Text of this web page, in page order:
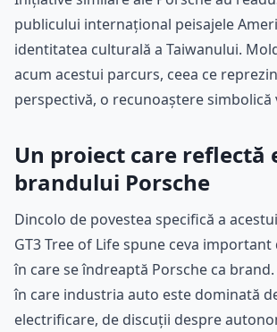
publicului internațional peisajele
identitatea culturală a Taiwanului.
acum acestui parcurs, ceea ce
perspectivă, o recunoaștere simbolică
Un proiect care reflectă
brandului Porsche
Dincolo de povestea specifică a
GT3 Tree of Life spune ceva
în care se îndreaptă Porsche ca
în care industria auto este dominată
electrificare, de discuții despre